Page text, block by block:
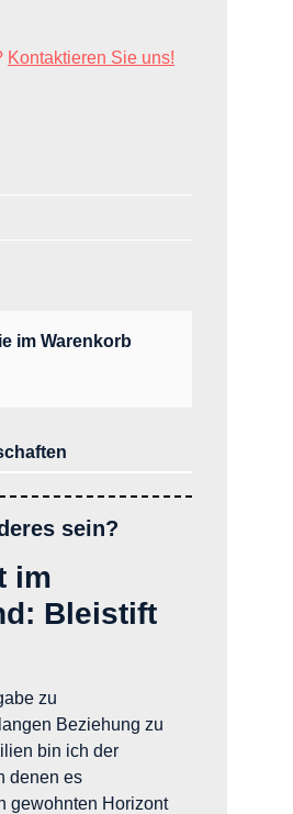
Kontaktieren Sie uns!
im Warenkorb
sein?
im
Bleistift
zu
Beziehung zu
bin ich der
denen es
gewohnten Horizont